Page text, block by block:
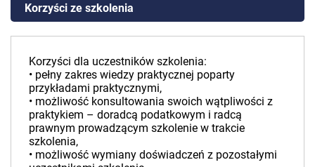
Korzyści ze szkolenia
Korzyści dla uczestników szkolenia:
• pełny zakres wiedzy praktycznej poparty
przykładami praktycznymi,
• możliwość konsultowania swoich wątpliwości z
praktykiem – doradcą podatkowym i radcą
prawnym prowadzącym szkolenie w trakcie
szkolenia,
• możliwość wymiany doświadczeń z pozostałymi